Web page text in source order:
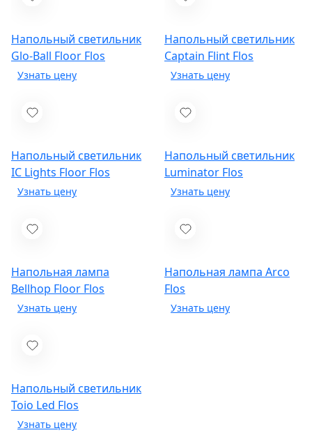
Напольный светильник
Glo-Ball Floor Flos
Напольный светильник
Captain Flint Flos
Напольный светильник
IC Lights Floor Flos
Напольный светильник
Luminator Flos
Напольная лампа
Bellhop Floor Flos
Напольная лампа Arco
Flos
Напольный светильник
Toio Led Flos